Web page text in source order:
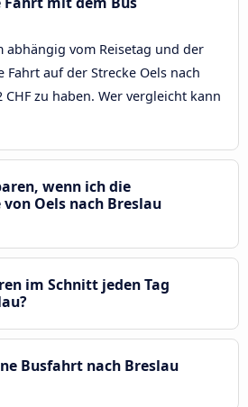
abhängig vom Reisetag und der
auf der Strecke Oels nach
zu haben. Wer vergleicht kann
wenn ich die
Oels nach Breslau
im Schnitt jeden Tag
Busfahrt nach Breslau